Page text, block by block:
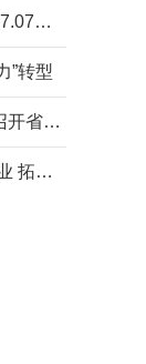
上半年全省地区生产总值为11747.07亿元
”转型
7月22日，省委书记唐登杰主持召开省委常委会会议
忻州市五台县：发展文旅康养产业 拓宽村民增收路径